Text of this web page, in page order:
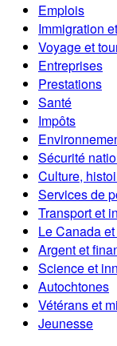
Emplois
Immigration
Voyage et
Entreprises
Prestations
Santé
Impôts
Sécurité
Culture,
Services de
Transport et
Le Canada
Argent et
Science et
Autochtones
Vétérans et
Jeunesse